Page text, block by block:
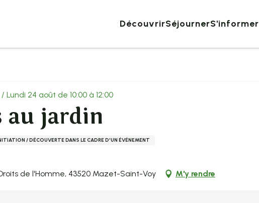
DécouvrirSéjournerS'informer
Lundi 24 août de 10:00 à 12:00
au jardin
/ DÉCOUVERTE DANS LE CADRE D'UN ÉVÉNEMENT
de l'Homme, 43520 Mazet-Saint-Voy
M'y rendre